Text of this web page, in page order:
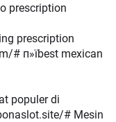
prescription
prescription
# п»їbest mexican
populer di
# Mesin